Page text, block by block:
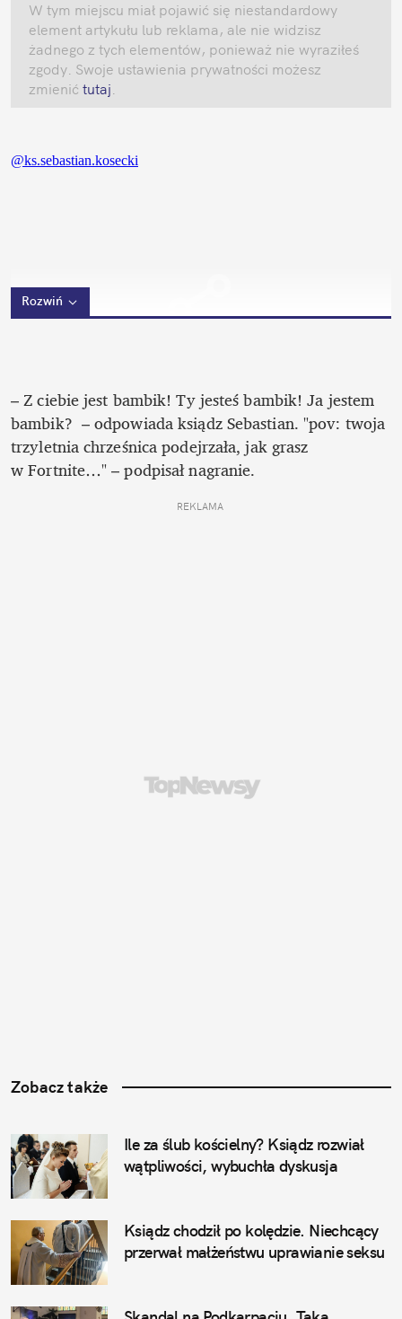
W tym miejscu miał pojawić się niestandardowy
element artykułu lub reklama, ale nie widzisz
żadnego z tych elementów, ponieważ nie wyraziłeś
zgody. Swoje ustawienia prywatności możesz
zmienić tutaj.
Rozwiń
– Z ciebie jest bambik! Ty jesteś bambik! Ja jestem
bambik?  – odpowiada ksiądz Sebastian. "pov: twoja
trzyletnia chrześnica podejrzała, jak grasz
w Fortnite…" – podpisał nagranie.
REKLAMA
Zobacz także
Ile za ślub kościelny? Ksiądz rozwiał
wątpliwości, wybuchła dyskusja
Ksiądz chodził po kolędzie. Niechcący
przerwał małżeństwu uprawianie seksu